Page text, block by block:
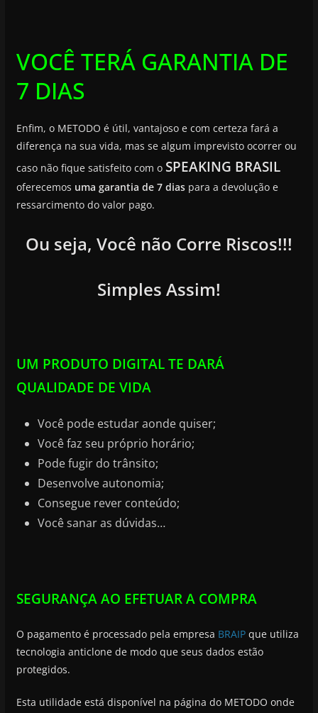
VOCÊ TERÁ GARANTIA DE
7 DIAS
Enfim, o METODO é útil, vantajoso e com certeza fará a
diferença na sua vida, mas se algum imprevisto ocorrer ou
caso não fique satisfeito com o SPEAKING BRASIL
oferecemos uma garantia de 7 diaspara a devolução e
ressarcimento do valor pago.
Ou seja, Você não Corre Riscos!!!
Simples Assim!
UM PRODUTO DIGITAL TE DARÁ
QUALIDADE DE VIDA
Você pode estudar aonde quiser;
Você faz seu próprio horário;
Pode fugir do trânsito;
Desenvolve autonomia;
Consegue rever conteúdo;
Você sanar as dúvidas…
SEGURANÇA AO EFETUAR A COMPRA
O pagamento é processado pela empresa BRAIPque utiliza
tecnologia anticlone de modo que seus dados estão
protegidos.
Esta utilidade está disponível na página do METODO onde